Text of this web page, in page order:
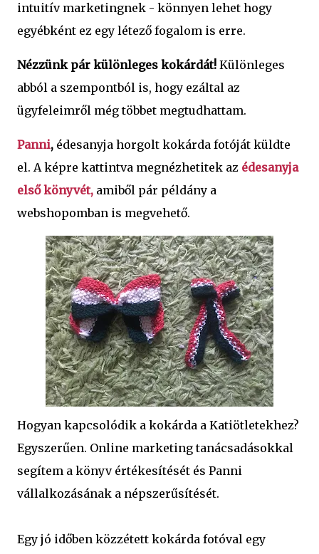
intuitív marketingnek - könnyen lehet hogy
egyébként ez egy létező fogalom is erre.
Nézzünk pár különleges kokárdát! Különleges
abból a szempontból is, hogy ezáltal az
ügyfeleimről még többet megtudhattam.
Panni, édesanyja horgolt kokárda fotóját küldte
el. A képre kattintva megnézhetitek az édesanyja
első könyvét, amiből pár példány a
webshopomban is megvehető.
Hogyan kapcsolódik a kokárda a Katiötletekhez?
Egyszerűen. Online marketing tanácsadásokkal
segítem a könyv értékesítését és Panni
vállalkozásának a népszerűsítését.
Egy jó időben közzétett kokárda fotóval egy